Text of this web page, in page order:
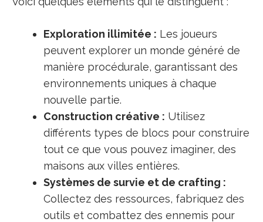
Exploration illimitée : Les joueurs
peuvent explorer un monde généré de
manière procédurale, garantissant des
environnements uniques à chaque
nouvelle partie.
Construction créative : Utilisez
différents types de blocs pour construire
tout ce que vous pouvez imaginer, des
maisons aux villes entières.
Systèmes de survie et de crafting :
Collectez des ressources, fabriquez des
outils et combattez des ennemis pour